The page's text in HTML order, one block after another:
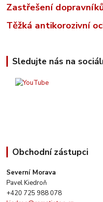
Zastřešení
Těžká antikorozivní
Sledujte nás na
Obchodní zástupci
Severní Morava
Pavel Kiedroň
+420 725 988 078